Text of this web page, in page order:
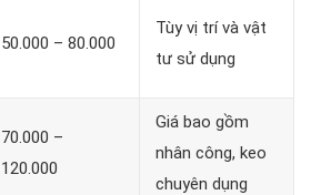
50.000 – 80.000
Tùy vị trí và vật
tư sử dụng
70.000 –
120.000
Giá bao gồm
nhân công, keo
chuyên dụng